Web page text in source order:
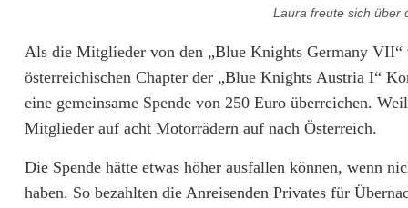
l
u
e
K
n
Laura freute sich über
Als die Mitglieder von den „Blue Knights Germany
österreichischen Chapter der „Blue Knights Austria I“
eine gemeinsame Spende von 250 Euro überreichen.
Mitglieder auf acht Motorrädern auf nach Österreich.
Die Spende hätte etwas höher ausfallen können, wenn
haben. So bezahlten die Anreisenden Privates für